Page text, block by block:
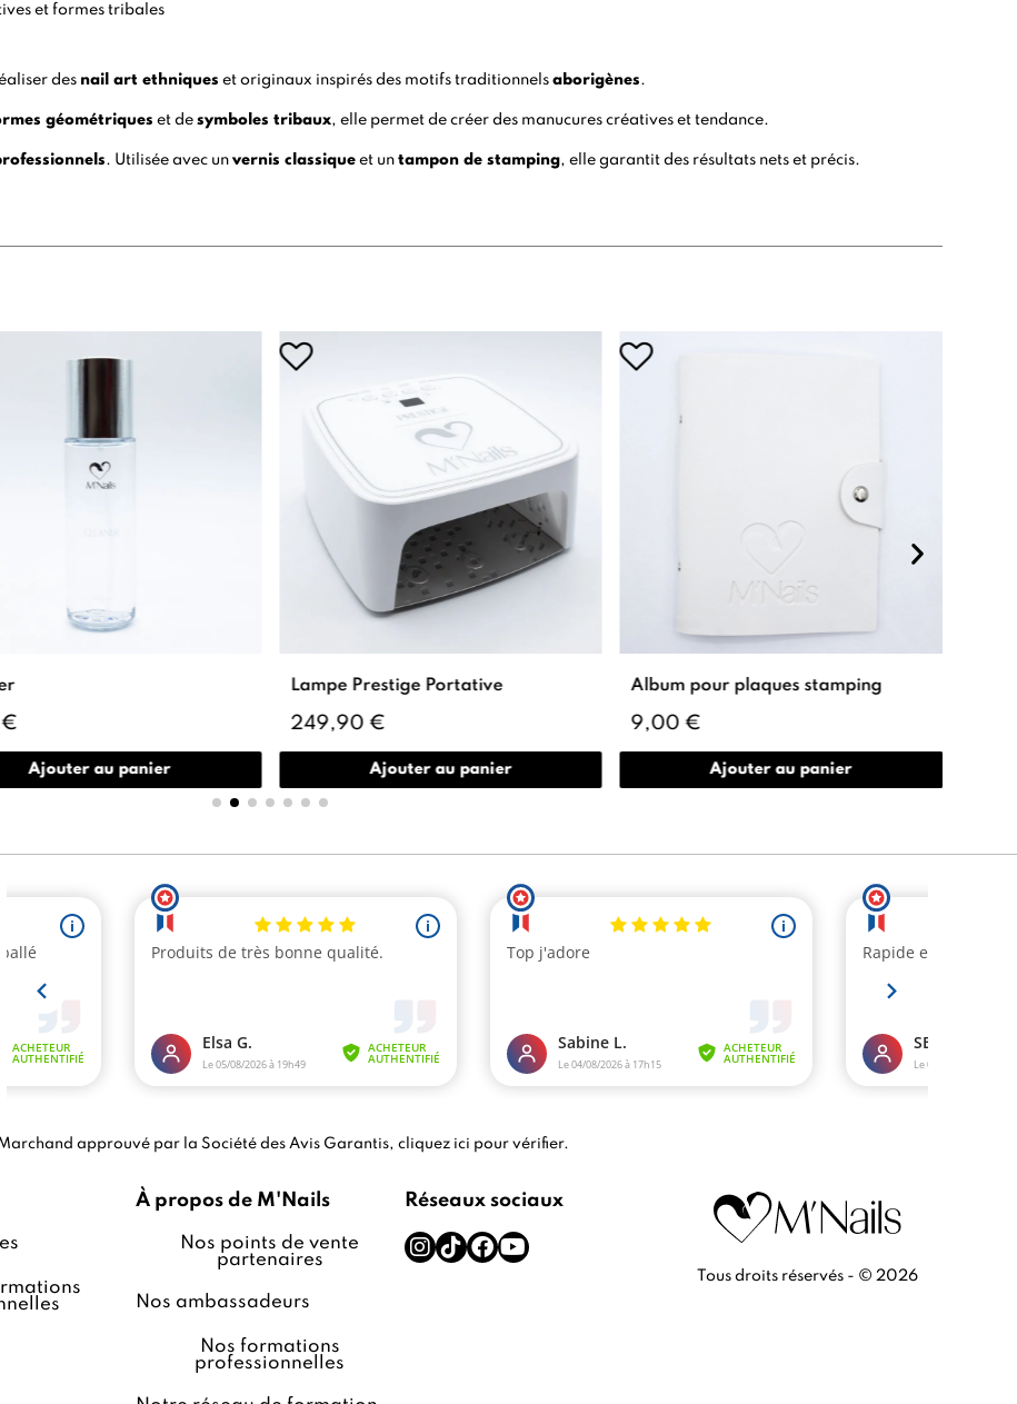
et formes tribales
des nail art ethniques et originaux inspirés des motifs traditionnelsaborigènes .
géométriques et desymboles tribaux, elle permet de créer des manucures créatives et tendance.
. Utilisée avec unvernis classique et untampon de stamping, elle garantit des résultats nets et précis.
€
Ajouter au panier
Lampe Prestige Portative
249,90 €
Ajouter au panier
Album pour plaques stamping
9,00 €
Ajouter au panier
approuvé par la Société des Avis Garantis, cliquez ici pour vérifier.
À propos de M'Nails
Nos points de vente
partenaires
Nos ambassadeurs
Nos formations
professionnelles
Réseaux sociaux
Tous droits réservés - © 2026